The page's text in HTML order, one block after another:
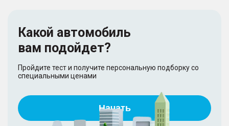
Какой автомобиль
вам подойдет?
Пройдите тест и получите персональную подборку со
специальными ценами
Начать